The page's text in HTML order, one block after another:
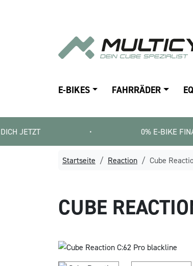
E-BIKES FAHRRÄDER
0% E-BIKE FINANZIERUNG
Startseite Reaction Cube
CUBE